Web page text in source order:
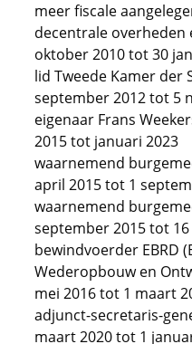
meer fiscale
decentrale overheden
oktober 2010 tot 30
lid Tweede Kamer der
september 2012 tot 5
eigenaar Frans
2015 tot januari 2023
waarnemend
april 2015 tot 1
waarnemend
september 2015 tot
bewindvoerder EBRD
Wederopbouw en
mei 2016 tot 1 maart
adjunct-secretaris-
maart 2020 tot 1